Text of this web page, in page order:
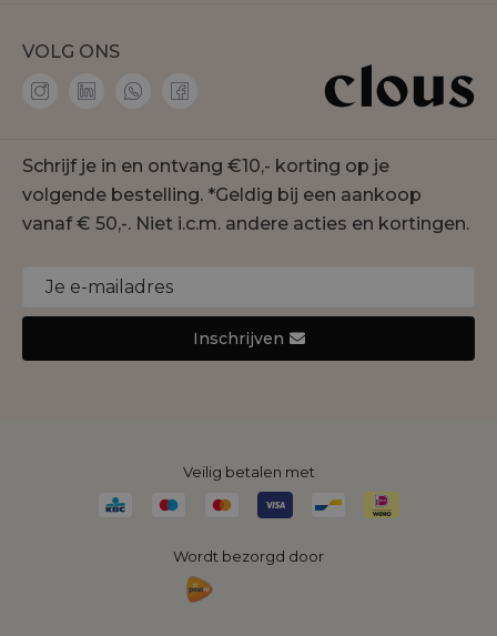
Membership
Onze winkels
Duurzaamheid
Cookie statement
Accentil
Amaya Amsterdam
Geisha
Gustav
Jansen Amsterdam
Monari
Nukus
Rino&Pelle
VOLG ONS
Schrijf je in en ontvang €10,- korting op je
volgende bestelling. *Geldig bij een aankoop
vanaf € 50,-. Niet i.c.m. andere acties en kortingen.
Inschrijven
Veilig betalen met
Wordt bezorgd door